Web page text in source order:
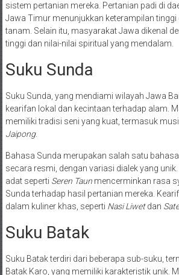
sistem pertanian mereka. Pertanian padi di
Jawa Timur menunjukkan keterampilan
tanam. Selain itu, masyarakat Jawa dikenal
tinggi dan nilai-nilai spiritual yang mendalam.
Suku Sunda
Suku Sunda, yang mendiami wilayah Jawa
kearifan lokal dan kecintaan terhadap alam.
memiliki tradisi seni yang kuat, termasuk
Jaipong.
Bahasa Sunda merupakan salah satu
secara resmi, dengan variasi dialek yang
adat seperti Seren Taunmencerminkan rasa
Sunda terhadap hasil pertanian mereka.
dalam kuliner khas, seperti Nasi Liwetdan
Suku Batak
Suku Batak terdiri dari beberapa sub-suku,
Batak Karo, yang memiliki karakteristik unik.